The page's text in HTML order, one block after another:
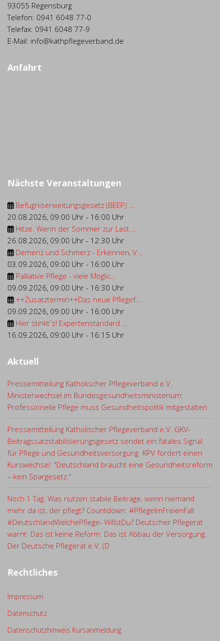
93055 Regensburg
Telefon: 0941 6048 77-0
Telefax: 0941 6048 77-9
E-Mail: info@kathpflegeverband.de
Anfahrt
Nächste Veranstaltungen
Befugniserweitungsgesetz (BEEP) ...
20.08.2026, 09:00 Uhr - 16:00 Uhr
Hitze: Wenn der Sommer zur Last ...
26.08.2026, 09:00 Uhr - 12:30 Uhr
Demenz und Schmerz - Erkennen, V...
03.09.2026, 09:00 Uhr - 16:00 Uhr
Palliative Pflege - viele Möglic...
09.09.2026, 09:00 Uhr - 16:30 Uhr
++Zusatztermin++Das neue Pflegef...
09.09.2026, 09:00 Uhr - 16:00 Uhr
Hier stinkt´s! Expertenstandard ...
16.09.2026, 09:00 Uhr - 16:15 Uhr
Aktuell
Pressemitteilung Katholischer Pflegeverband e.V.
Ministerwechsel im Bundesgesundheitsministerium:
Professionelle Pflege muss Gesundheitspolitik mitgestalten
Pressemitteilung Katholischer Pflegeverband e.V. GKV-
Beitragssatzstabilisierungsgesetz sendet ein fatales Signal
für Pflege und Gesundheitsversorgung KPV fordert einen
Kurswechsel: "Deutschland braucht eine Gesundheitsreform
– kein Spargesetz."
Noch 1 Tag. Was nutzen stabile Beiträge, wenn niemand
mehr da ist, der pflegt? Countdown: #PflegeImFreienFall
#DeutschlandWelchePflege- WillstDu? Deutscher Pflegerat
warnt: Das ist keine Reform. Das ist Abbau der Versorgung.
Der Deutsche Pflegerat e.V. (D
Rechtliches
Impressum
Datenschutz
Datenschutzhinweis Kursanmeldung